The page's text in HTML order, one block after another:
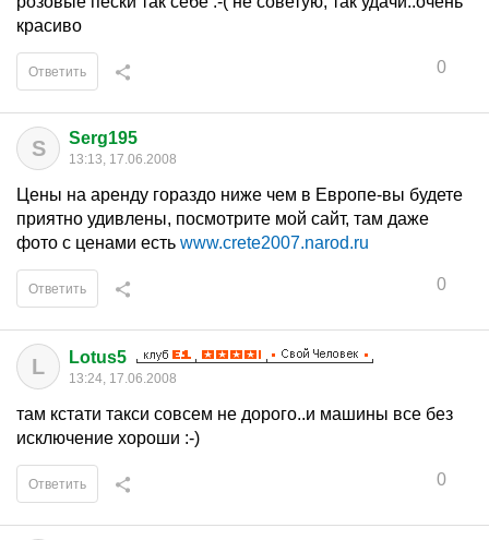
красиво
0
Ответить
S Serg195
13:13, 17.06.2008
Цены на аренду гораздо ниже чем в Европе-вы будете
приятно удивлены, посмотрите мой сайт, там даже
фото с ценами есть www.crete2007.narod.ru
0
Ответить
L Lotus5
13:24, 17.06.2008
там кстати такси совсем не дорого..и машины все без
исключение хороши :-)
0
Ответить